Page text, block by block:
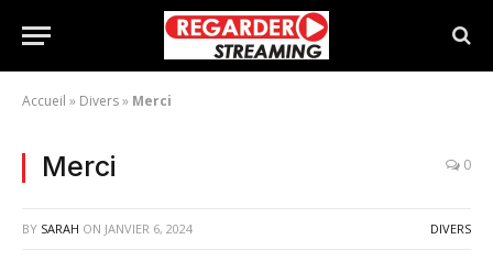
Accueil » Divers» Merci
Merci 0
BY SARAH ON JANVIER 6, 2024 DIVERS